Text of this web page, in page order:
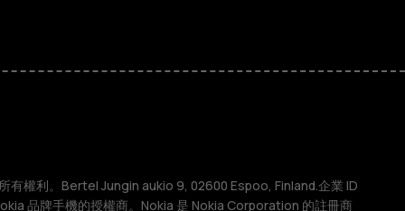
有權利。Bertel Jungin aukio 9, 02600 Espoo, Finland.企業 ID
品牌手機的授權商。Nokia 是 Nokia Corporation 的註冊商